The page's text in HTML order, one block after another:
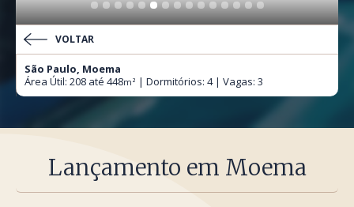
VOLTAR
São Paulo, Moema
Área Útil: 208 até 448m² | Dormitórios: 4 | Vagas: 3
Lançamento em Moema